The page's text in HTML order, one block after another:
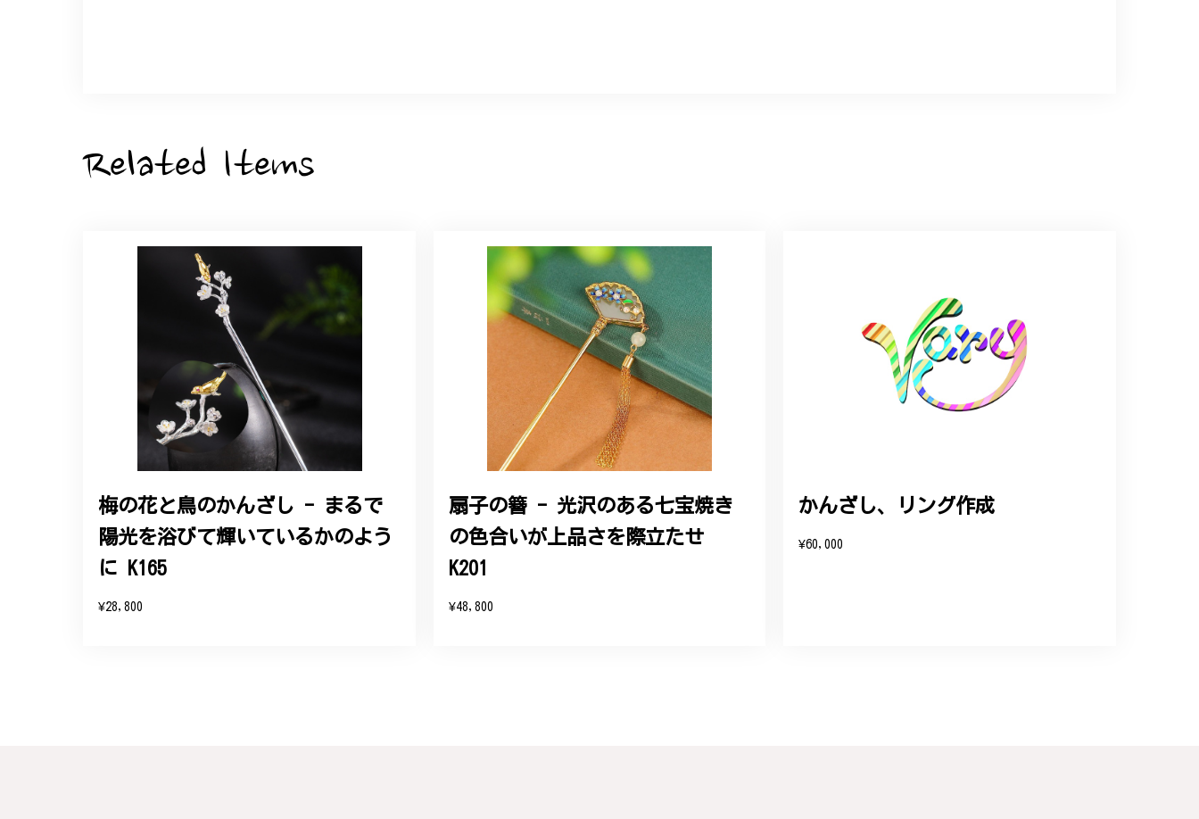
大切な節目のお祝いに、母へのプレゼント用に購入させていただきました。実際に目にすると 華美すぎず丁寧なデザインで、イメージ以上にとても素敵な1点でし
2025/06/16
こちらのオーダーの細かい調整に何度も対応していただき、ありがとうございました。
エレガントな蛇バングル！高級感あるスタイリッシュなデザイン B058
2024/11/20
バングルの腕周りのサイズ直しも料金に含まれており、こちらからの質問にも速やかに回答下さり、信頼できるショップという印象を受けました。予想通り、届い
この度は素晴らしいレビューをいただき、誠にありがとうございます。お客様にご満足いただけたこと、そして当店を信頼いただけたことを大
変嬉しく思います。お届けしたバングルが期待以上とのお言葉を頂戴し、励みになります。今後ともお客様にご満足頂けるサービスを心がけて
参りますので、何かございましたらいつでもお気軽にご連絡ください。引き続きどうぞよろしくお願い申し上げます。
Related Items
梅の花と鳥のかんざし - まるで
陽光を浴びて輝いているかのよう
に K165
¥28,800
扇子の簪 - 光沢のある七宝焼き
の色合いが上品さを際立たせ
K201
¥48,800
かんざし、リング作成
¥60,000